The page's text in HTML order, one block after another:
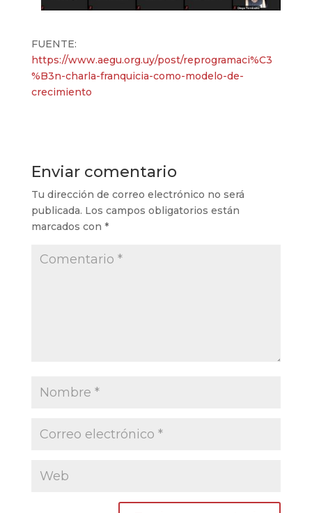
FUENTE:
https://www.aegu.org.uy/post/reprogramaci%C3
%B3n-charla-franquicia-como-modelo-de-
crecimiento
Enviar comentario
Tu dirección de correo electrónico no será
publicada. Los campos obligatorios están
marcados con *